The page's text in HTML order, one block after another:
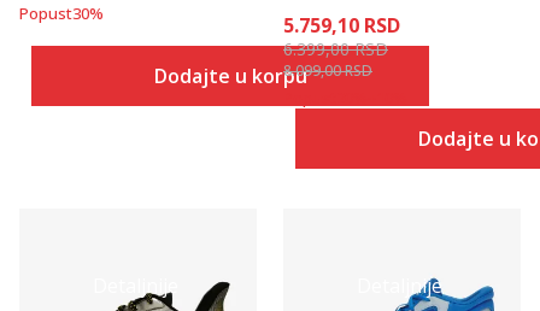
Popust30%
Dodajte u korpu
5.759,10 RSD
6.399,00RSD
8.099,00RSD
Dodajte u
Detaljnije
Detaljnije